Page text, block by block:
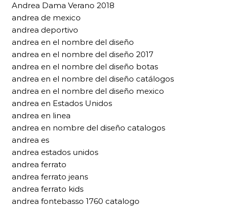
Andrea Dama Verano 2018
andrea de mexico
andrea deportivo
andrea en el nombre del diseño
andrea en el nombre del diseño 2017
andrea en el nombre del diseño botas
andrea en el nombre del diseño catálogos
andrea en el nombre del diseño mexico
andrea en Estados Unidos
andrea en linea
andrea en nombre del diseño catalogos
andrea es
andrea estados unidos
andrea ferrato
andrea ferrato jeans
andrea ferrato kids
andrea fontebasso 1760 catalogo